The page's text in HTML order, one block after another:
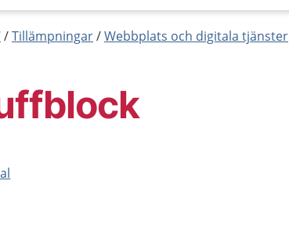
Tillämpningar Webbplats och digitala tjänster